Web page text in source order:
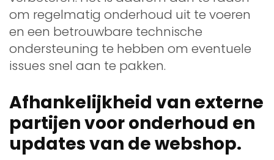
om regelmatig onderhoud uit te voeren
en een betrouwbare technische
ondersteuning te hebben om eventuele
issues snel aan te pakken.
Afhankelijkheid van externe
partijen voor onderhoud en
updates van de webshop.